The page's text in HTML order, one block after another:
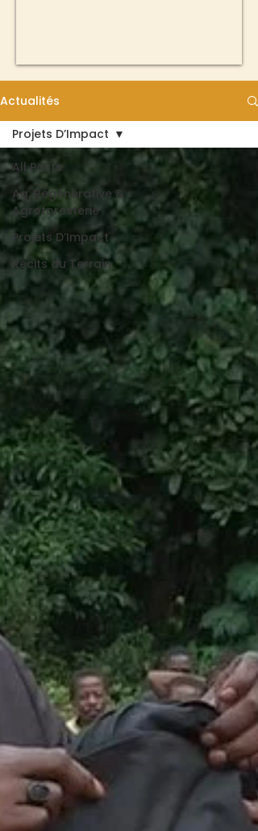
Actualités
All Posts
Ag. Régénérative &
Agroforesterie
Projets D’Impact
Récits du Terrain
Projets D’Impact